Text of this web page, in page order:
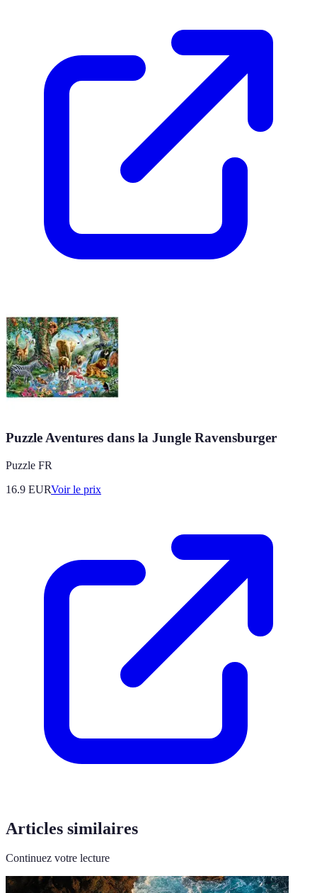
Puzzle Aventures dans la Jungle Ravensburger
Puzzle FR
16.9 EURVoir le prix
Articles similaires
Continuez votre lecture